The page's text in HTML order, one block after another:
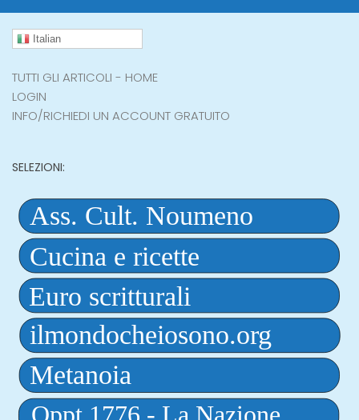
Italian
TUTTI GLI ARTICOLI - HOME
LOGIN
INFO/RICHIEDI UN ACCOUNT GRATUITO
SELEZIONI: